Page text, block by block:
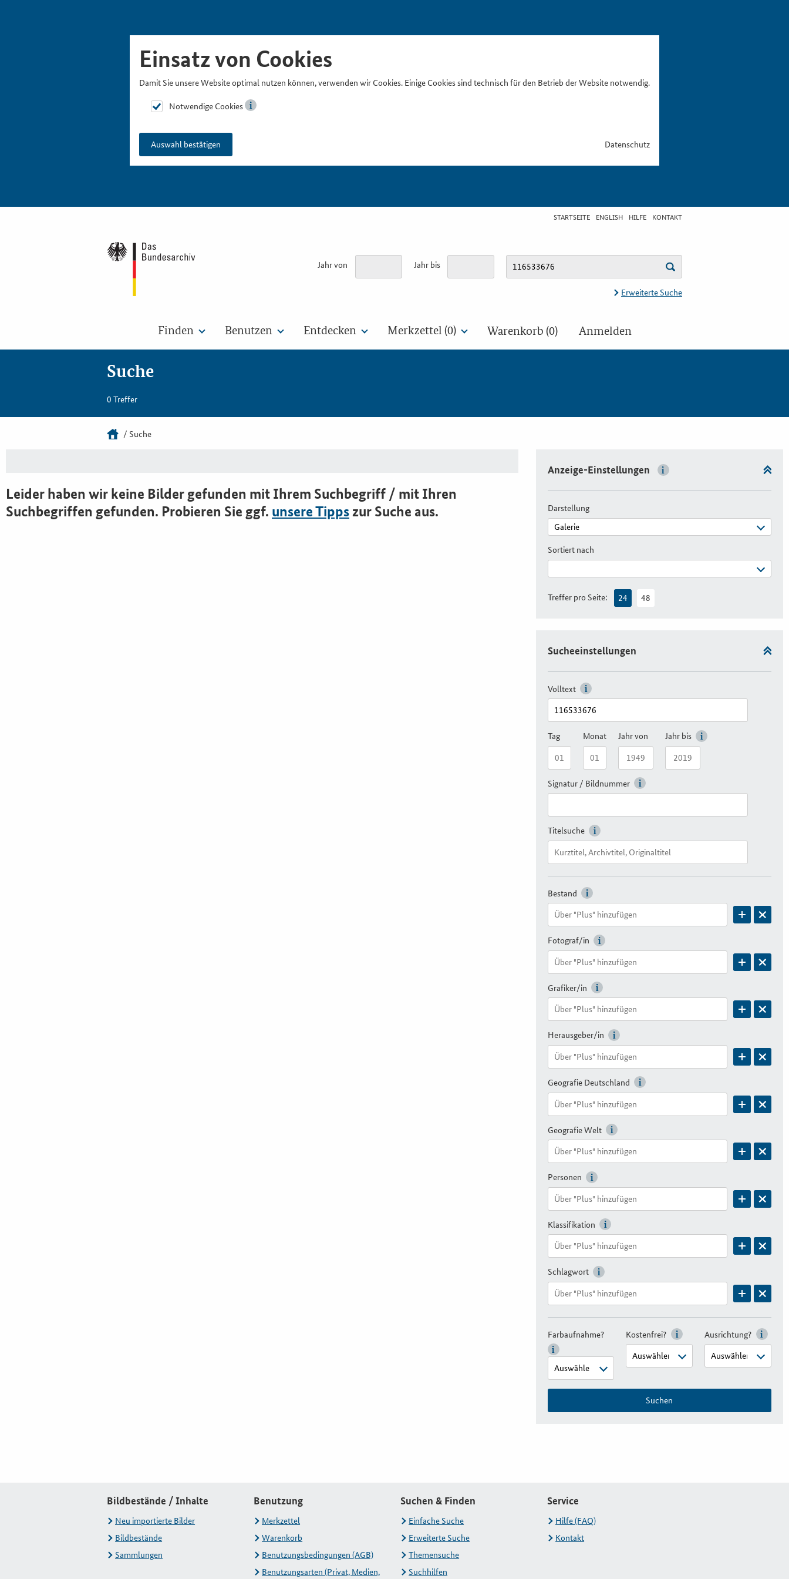
Einsatz von Cookies
Damit Sie unsere Website optimal nutzen können, verwenden wir Cookies. Einige Cookies sind technisch für den Betrieb der Website notwendig.
Notwendige Cookies
Auswahl bestätigen Datenschutz
STARTSEITE ENGLISH HILFE KONTAKT
Jahr von Jahr bis
Erweiterte Suche
Finden Benutzen Entdecken Merkzettel (0) Warenkorb (0) Anmelden
Suche
0 Treffer
Suche
Leider haben wir keine Bilder gefunden mit Ihrem Suchbegriff / mit Ihren
Suchbegriffen gefunden. Probieren Sie ggf. unsere Tippszur Suche aus.
Anzeige-Einstellungen
Darstellung
Sortiert nach
Treffer pro Seite: 24 48
Sucheeinstellungen
Volltext
Tag Monat Jahr von Jahr bis
Signatur / Bildnummer
Titelsuche
Bestand
Fotograf/in
Grafiker/in
Herausgeber/in
Geografie Deutschland
Geografie Welt
Personen
Klassifikation
Schlagwort
Farbaufnahme? Kostenfrei? Ausrichtung?
Suchen
Bildbestände / Inhalte
Neu importierte Bilder
Bildbestände
Sammlungen
Benutzung
Merkzettel
Warenkorb
Benutzungsbedingungen (AGB)
Benutzungsarten (Privat, Medien,
Suchen & Finden
Einfache Suche
Erweiterte Suche
Themensuche
Suchhilfen
Service
Hilfe (FAQ)
Kontakt